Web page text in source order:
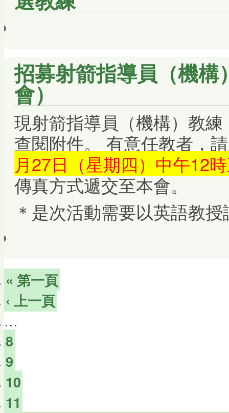
招募射箭指導員（機構
會）
現射箭指導員（機構）教
查閱附件。 有意任教者，
月27日（星期四）中午12
傳真方式遞交至本會。
＊是次活動需要以英語教
« 第一頁
‹ 上一頁
…
8
9
10
11